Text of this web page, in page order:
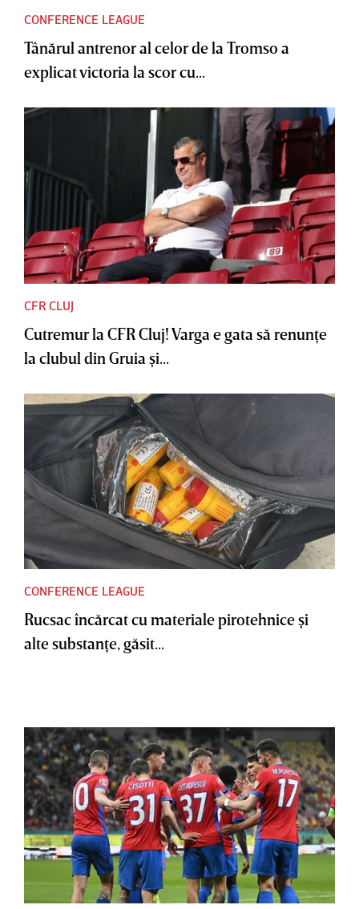
CONFERENCE LEAGUE
Tânărul antrenor al celor de la Tromso a
explicat victoria la scor cu...
CFR CLUJ
Cutremur la CFR Cluj! Varga e gata să renunţe
la clubul din Gruia şi...
CONFERENCE LEAGUE
Rucsac încărcat cu materiale pirotehnice şi
alte substanţe, găsit...